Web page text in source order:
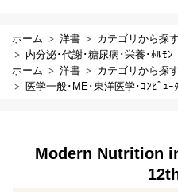
ホーム 洋書 カテゴリから探す
内分泌･代謝･糖尿病･栄養･ﾎﾙﾓﾝ
ホーム
洋書 カテゴリから探す
医学一般･ME･東洋医学･ｺﾝﾋﾟｭ
Modern Nutrition